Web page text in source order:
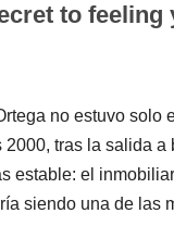
no estuvo solo
tras la salida
estable: el
siendo una de las